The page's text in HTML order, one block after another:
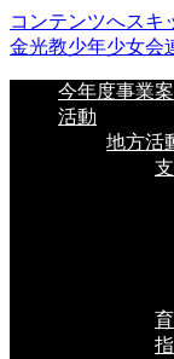
コンテンツへスキ
金光教少年少女会
今年度事業
活動
地方活